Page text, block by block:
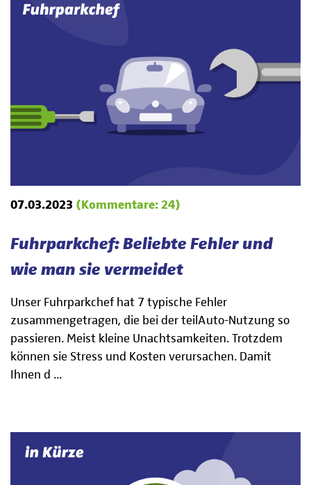
07.03.2023 (Kommentare: 24)
Fuhrparkchef: Beliebte Fehler und
wie man sie vermeidet
Unser Fuhrparkchef hat 7 typische Fehler
zusammengetragen, die bei der teilAuto-Nutzung so
passieren. Meist kleine Unachtsamkeiten. Trotzdem
können sie Stress und Kosten verursachen. Damit
Ihnen d ...